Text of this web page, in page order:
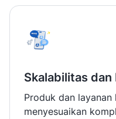
Skalabilitas
Produk dan
menyesuaikan